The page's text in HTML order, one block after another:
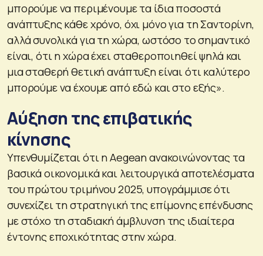
μπορούμε να περιμένουμε τα ίδια ποσοστά
ανάπτυξης κάθε χρόνο, όχι μόνο για τη Σαντορίνη,
αλλά συνολικά για τη χώρα, ωστόσο το σημαντικό
είναι, ότι η χώρα έχει σταθεροποιηθεί ψηλά και
μια σταθερή θετική ανάπτυξη είναι ότι καλύτερο
μπορούμε να έχουμε από εδώ και στο εξής».
Αύξηση της επιβατικής
κίνησης
Υπενθυμίζεται ότι η Aegean ανακοινώνοντας τα
βασικά οικονομικά και λειτουργικά αποτελέσματα
του πρώτου τριμήνου 2025, υπογράμμισε ότι
συνεχίζει τη στρατηγική της επίμονης επένδυσης
με στόχο τη σταδιακή άμβλυνση της ιδιαίτερα
έντονης εποχικότητας στην χώρα.